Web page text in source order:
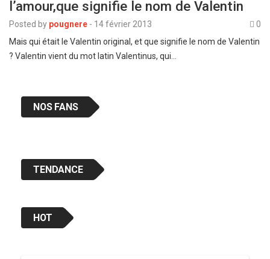
l’amour,que signifie le nom de Valentin
Posted by pougnere - 14 février 2013
0
Mais qui était le Valentin original, et que signifie le nom de Valentin
? Valentin vient du mot latin Valentinus, qui…
NOS FANS
TENDANCE
HOT